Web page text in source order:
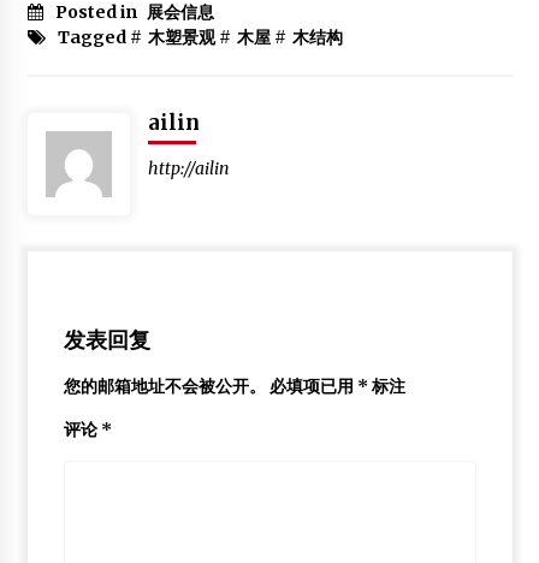
Posted in 展会信息
Tagged # 木塑景观# 木屋# 木结构
ailin
http://ailin
发表回复
您的邮箱地址不会被公开。 必填项已用 * 标注
评论 *